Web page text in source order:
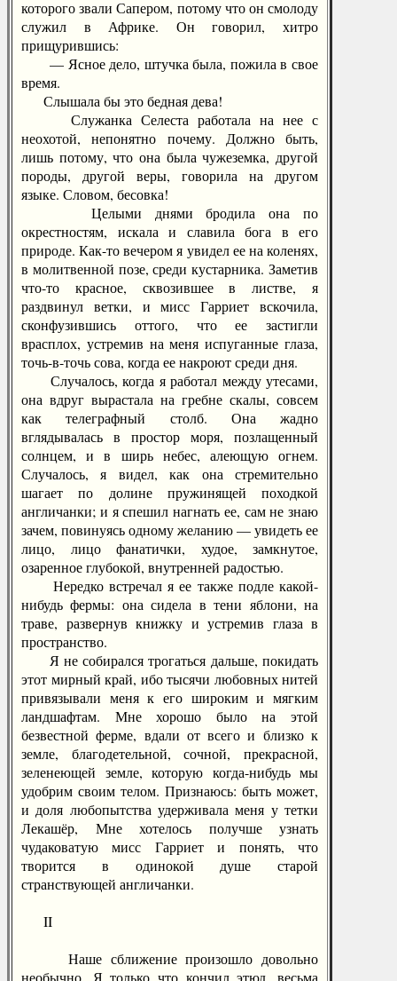
которого звали Сапером, потому что он смолоду
служил в Африке. Он говорил, хитро
прищурившись:
— Ясное дело, штучка была, пожила в свое
время.
Слышала бы это бедная дева!
Служанка Селеста работала на нее с
неохотой, непонятно почему. Должно быть,
лишь потому, что она была чужеземка, другой
породы, другой веры, говорила на другом
языке. Словом, бесовка!
Целыми днями бродила она по
окрестностям, искала и славила бога в его
природе. Как-то вечером я увидел ее на коленях,
в молитвенной позе, среди кустарника. Заметив
что-то красное, сквозившее в листве, я
раздвинул ветки, и мисс Гарриет вскочила,
сконфузившись оттого, что ее застигли
врасплох, устремив на меня испуганные глаза,
точь-в-точь сова, когда ее накроют среди дня.
Случалось, когда я работал между утесами,
она вдруг вырастала на гребне скалы, совсем
как телеграфный столб. Она жадно
вглядывалась в простор моря, позлащенный
солнцем, и в ширь небес, алеющую огнем.
Случалось, я видел, как она стремительно
шагает по долине пружинящей походкой
англичанки; и я спешил нагнать ее, сам не знаю
зачем, повинуясь одному желанию — увидеть ее
лицо, лицо фанатички, худое, замкнутое,
озаренное глубокой, внутренней радостью.
Нередко встречал я ее также подле какой-
нибудь фермы: она сидела в тени яблони, на
траве, развернув книжку и устремив глаза в
пространство.
Я не собирался трогаться дальше, покидать
этот мирный край, ибо тысячи любовных нитей
привязывали меня к его широким и мягким
ландшафтам. Мне хорошо было на этой
безвестной ферме, вдали от всего и близко к
земле, благодетельной, сочной, прекрасной,
зеленеющей земле, которую когда-нибудь мы
удобрим своим телом. Признаюсь: быть может,
и доля любопытства удерживала меня у тетки
Лекашёр, Мне хотелось получше узнать
чудаковатую мисс Гарриет и понять, что
творится в одинокой душе старой
странствующей англичанки.
II
Наше сближение произошло довольно
необычно. Я только что кончил этюд, весьма